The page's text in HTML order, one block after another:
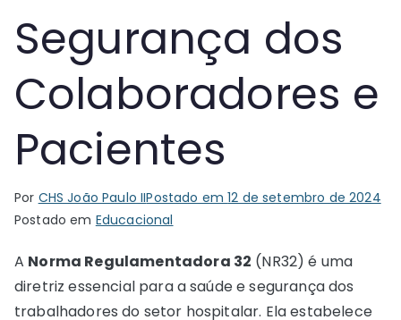
Segurança dos
Colaboradores e
Pacientes
Por CHS João Paulo IIPostado em12 de setembro de 2024
Postado em Educacional
A Norma Regulamentadora 32 (NR32) é uma
diretriz essencial para a saúde e segurança dos
trabalhadores do setor hospitalar. Ela estabelece